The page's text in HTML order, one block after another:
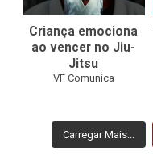
Criança emociona
ao vencer no Jiu-
Jitsu
VF Comunica
Carregar Mais...